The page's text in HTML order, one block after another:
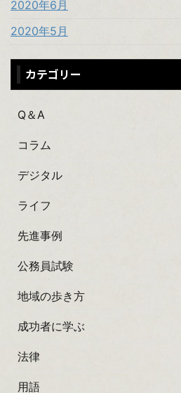
2020年6月
2020年5月
カテゴリー
Q＆A
コラム
デジタル
ライフ
先進事例
公務員試験
地域の歩き方
成功者に学ぶ
法律
用語